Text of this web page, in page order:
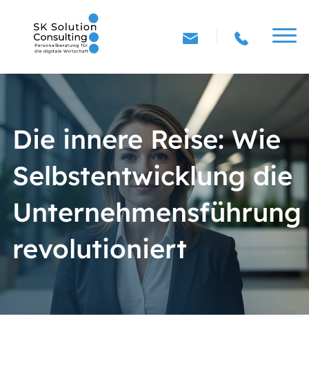
Die innere Reise: Wie
Selbstentwicklung die
Unternehmensführung
revolutioniert